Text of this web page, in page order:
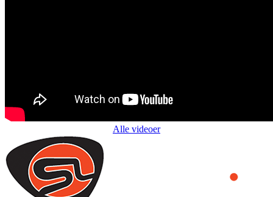
Alle videoer